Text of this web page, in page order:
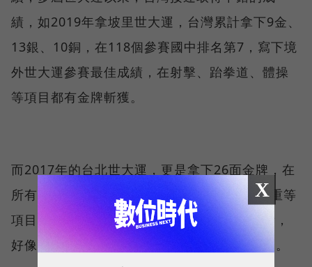
績，如2019年拿坡里世大運，台灣累計拿下9金、
13銀、10銅，在118個參賽國中排名第7，寫下境
外世大運參賽最佳成績，在射擊、跆拳道、體操
等項目都有金牌斬獲。
而2017年的台北世大運，更是拿下26面金牌，在
所有參賽國中取得第3名的好成績，羽球、舉重等
項目也都把獎項掌握在手上，「世大運的成績，
好像在宣告台灣年輕人出頭天了。」簡立峰說。
X